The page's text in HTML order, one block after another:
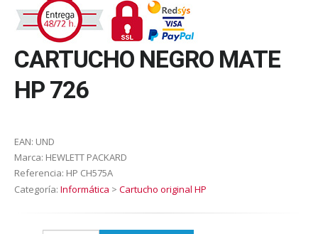
CARTUCHO NEGRO MATE
HP 726
EAN: UND
Marca: HEWLETT PACKARD
Referencia: HP CH575A
Categoría: Informática > Cartucho original HP